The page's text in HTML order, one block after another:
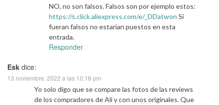
NO, no son falsos. Falsos son por ejemplo estos:
https://s.click.aliexpress.com/e/_DDatwon Si
fueran falsos no estarían puestos en esta
entrada.
Responder
Esk dice:
13 noviembre, 2022 a las 10:18 pm
Yo solo digo que se compare las fotos de las reviews
de los compradores de Ali y con unos originales. Que